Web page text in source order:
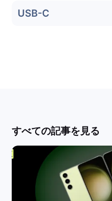
USB-C
すべての記事を見る